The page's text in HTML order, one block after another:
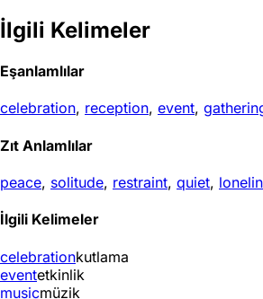
İlgili Kelimeler
Eşanlamlılar
celebration, reception, event,
Zıt Anlamlılar
peace, solitude, restraint, quiet,
İlgili Kelimeler
celebrationkutlama
eventetkinlik
musicmüzik